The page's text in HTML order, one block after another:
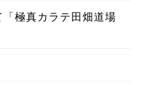
極真カラテ田畑道場